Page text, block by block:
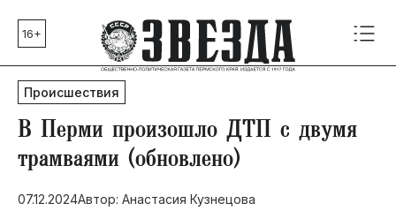
Главные темы
80 лет Победы
Молодежная столица РФ
СВО
Выборы в Пермском крае
Социальная поддержка
Инфраструктура
16+
Происшествия
​В Перми произошло ДТП с двумя
трамваями (обновлено)
07.12.2024Автор: Анастасия Кузнецова